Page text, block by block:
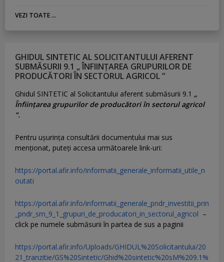
VEZI TOATE ...
GHIDUL SINTETIC AL SOLICITANTULUI AFERENT
SUBMĂSURII 9.1 „ ÎNFIINȚAREA GRUPURILOR DE
PRODUCĂTORI ÎN SECTORUL AGRICOL ”
Ghidul SINTETIC al Solicitantului aferent submăsurii 9.1 „
Înființarea grupurilor de producători în sectorul agricol
”.
Pentru uşurinţa consultării documentului mai sus
menţionat, puteţi accesa următoarele link-uri:
https://portal.afir.info/informatii_generale_informatii_utile_n
outati
https://portal.afir.info/informatii_generale_pndr_investitii_prin
_pndr_sm_9_1_grupuri_de_producatori_in_sectorul_agricol –
click pe numele submăsurii în partea de sus a paginii
https://portal.afir.info/Uploads/GHIDUL%20Solicitantului/20
21_tranzitie/GS%20Sintetic/Ghid%20sintetic%20sM%209.1%